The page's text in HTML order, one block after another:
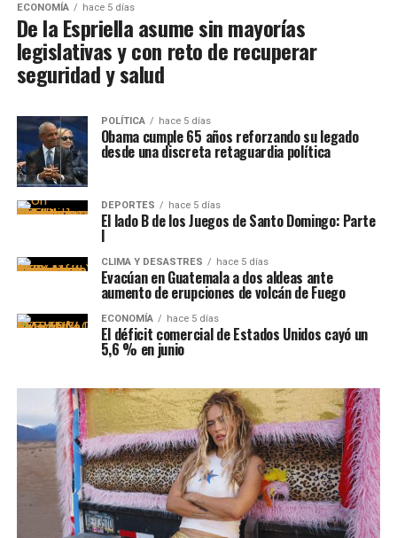
ECONOMÍA hace 5 días
De la Espriella asume sin mayorías
legislativas y con reto de recuperar
seguridad y salud
POLÍTICA hace 5 días
Obama cumple 65 años reforzando su legado
desde una discreta retaguardia política
DEPORTES hace 5 días
El lado B de los Juegos de Santo Domingo: Parte
I
CLIMA Y DESASTRES hace 5 días
Evacúan en Guatemala a dos aldeas ante
aumento de erupciones de volcán de Fuego
ECONOMÍA hace 5 días
El déficit comercial de Estados Unidos cayó un
5,6 % en junio